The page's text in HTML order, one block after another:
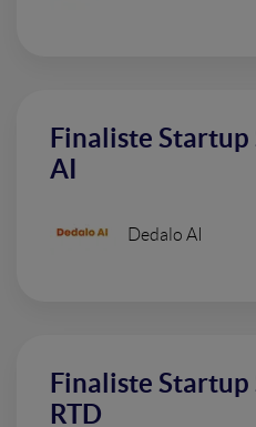
Finaliste Startup
AI
Dedalo AI
Finaliste Startup
RTD